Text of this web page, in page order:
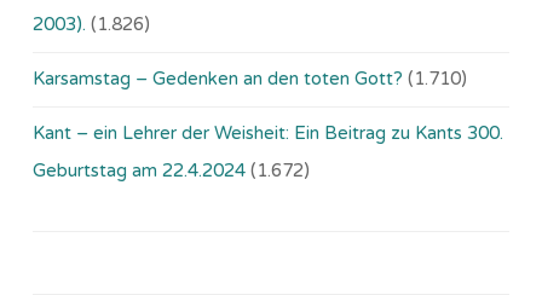
2003). (1.826)
Karsamstag – Gedenken an den toten Gott? (1.710)
Kant – ein Lehrer der Weisheit: Ein Beitrag zu Kants 300.
Geburtstag am 22.4.2024 (1.672)